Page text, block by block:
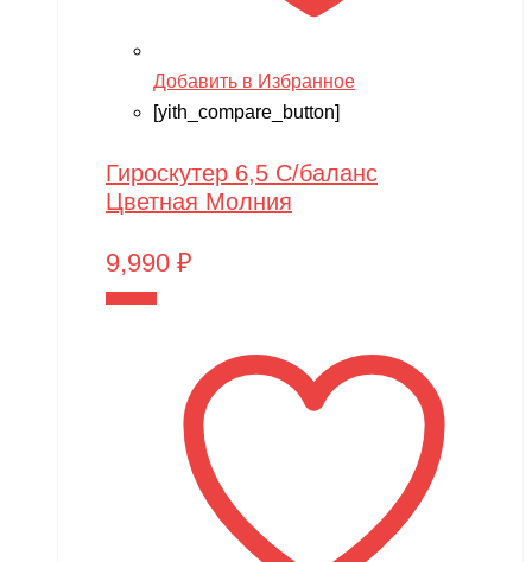
Добавить в Избранное
[yith_compare_button]
Гироскутер 6,5 С/баланс
Цветная Молния
9,990 ₽